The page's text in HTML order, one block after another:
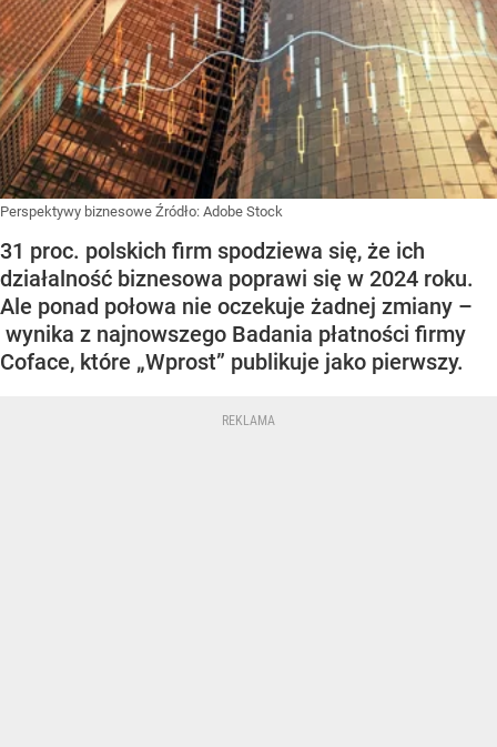
Perspektywy biznesowe Źródło: Adobe Stock
31 proc. polskich firm spodziewa się, że ich
działalność biznesowa poprawi się w 2024 roku.
Ale ponad połowa nie oczekuje żadnej zmiany –
wynika z najnowszego Badania płatności firmy
Coface, które „Wprost” publikuje jako pierwszy.